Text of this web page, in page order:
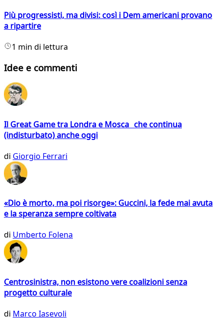
Più progressisti, ma divisi: così i Dem americani provano
a ripartire
1 min di lettura
Idee e commenti
Il Great Game tra Londra e Mosca che continua
(indisturbato) anche oggi
di Giorgio Ferrari
«Dio è morto, ma poi risorge»: Guccini, la fede mai avuta
e la speranza sempre coltivata
di Umberto Folena
Centrosinistra, non esistono vere coalizioni senza
progetto culturale
di Marco Iasevoli